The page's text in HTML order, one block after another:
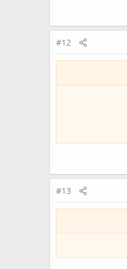
#12
#13